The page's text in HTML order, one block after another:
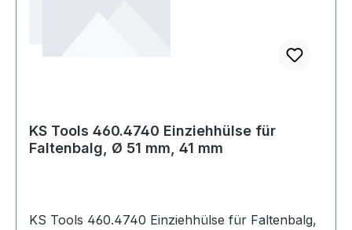
KS Tools 460.4740 Einziehhülse für
Faltenbalg, Ø 51 mm, 41 mm
KS Tools 460.4740 Einziehhülse für Faltenbalg,